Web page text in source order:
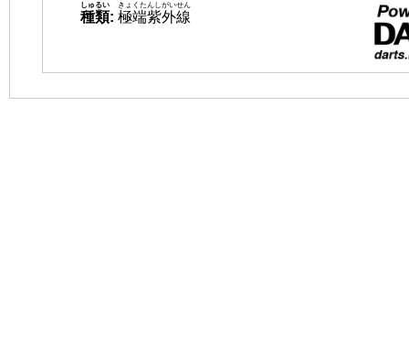
種類
しゅるい
: 極端紫外線
きょくたんしがいせん